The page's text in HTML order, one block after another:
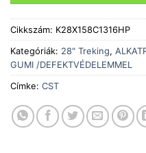
Cikkszám: K28X158C1316HP
Kategóriák: 28" Treking,
GUMI /DEFEKTVÉDELEMMEL
Címke: CST